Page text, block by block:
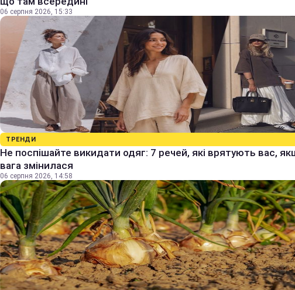
06 серпня 2026, 15:33
ТРЕНДИ
Не поспішайте викидати одяг: 7 речей, які врятують вас,
вага змінилася
06 серпня 2026, 14:58